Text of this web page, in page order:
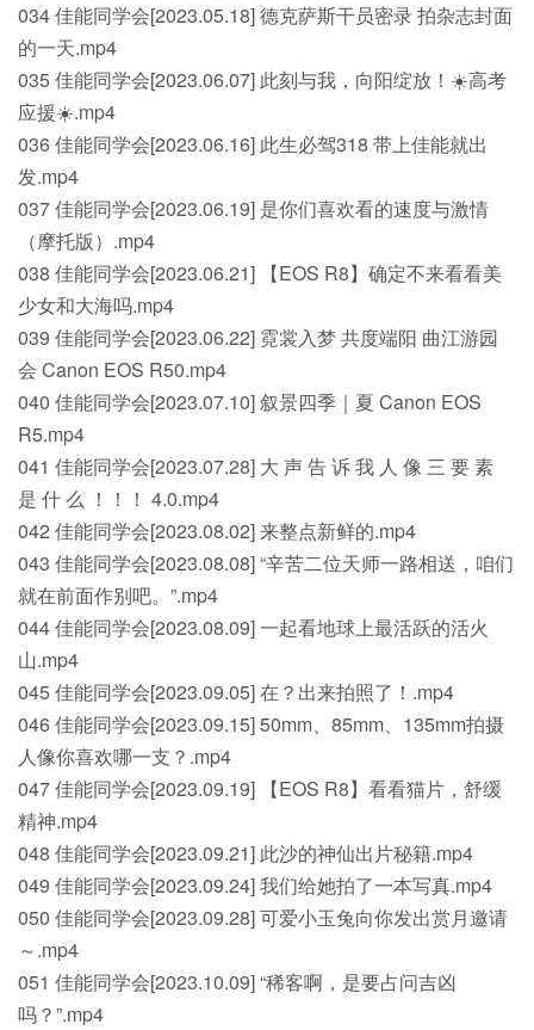
034 佳能同学会[2023.05.18] 德克萨斯干员密录 拍杂志封面
的一天.mp4
035 佳能同学会[2023.06.07] 此刻与我，向阳绽放！☀️高考
应援☀️.mp4
036 佳能同学会[2023.06.16] 此生必驾318 带上佳能就出
发.mp4
037 佳能同学会[2023.06.19] 是你们喜欢看的速度与激情
（摩托版）.mp4
038 佳能同学会[2023.06.21] 【EOS R8】确定不来看看美
少女和大海吗.mp4
039 佳能同学会[2023.06.22] 霓裳入梦 共度端阳 曲江游园
会 Canon EOS R50.mp4
040 佳能同学会[2023.07.10] 叙景四季｜夏 Canon EOS
R5.mp4
041 佳能同学会[2023.07.28] 大 声 告 诉 我 人 像 三 要 素
是 什 么 ！！！ 4.0.mp4
042 佳能同学会[2023.08.02] 来整点新鲜的.mp4
043 佳能同学会[2023.08.08] “辛苦二位天师一路相送，咱们
就在前面作别吧。”.mp4
044 佳能同学会[2023.08.09] 一起看地球上最活跃的活火
山.mp4
045 佳能同学会[2023.09.05] 在？出来拍照了！.mp4
046 佳能同学会[2023.09.15] 50mm、85mm、135mm拍摄
人像你喜欢哪一支？.mp4
047 佳能同学会[2023.09.19] 【EOS R8】看看猫片，舒缓
精神.mp4
048 佳能同学会[2023.09.21] 此沙的神仙出片秘籍.mp4
049 佳能同学会[2023.09.24] 我们给她拍了一本写真.mp4
050 佳能同学会[2023.09.28] 可爱小玉兔向你发出赏月邀请
～.mp4
051 佳能同学会[2023.10.09] “稀客啊，是要占问吉凶
吗？”.mp4